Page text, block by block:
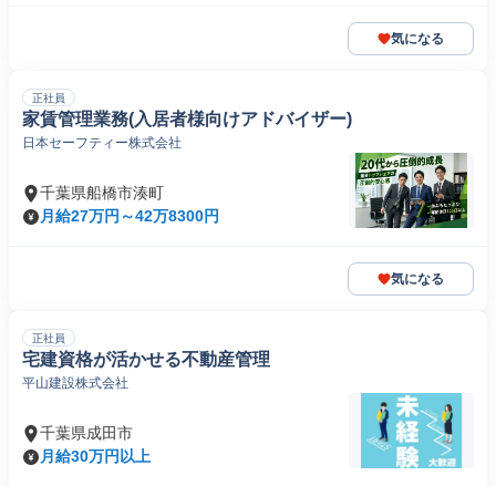
気になる
正社員
家賃管理業務(入居者様向けアドバイザー)
日本セーフティー株式会社
千葉県船橋市湊町
月給27万円～42万8300円
気になる
正社員
宅建資格が活かせる不動産管理
平山建設株式会社
千葉県成田市
月給30万円以上